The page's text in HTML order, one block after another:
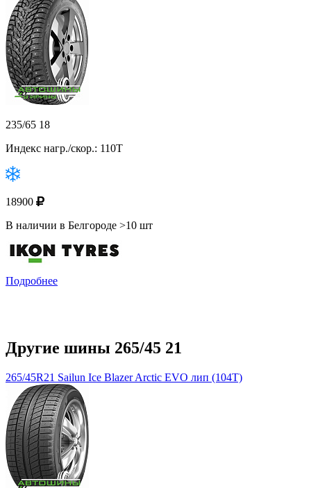
235/65 18
Индекс нагр./скор.: 110T
18900
В наличии в Белгороде >10 шт
Подробнее
Другие шины 265/45 21
265/45R21 Sailun Ice Blazer Arctic EVO лип (104T)